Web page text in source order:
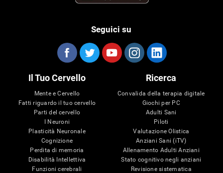
Seguici su
Il Tuo Cervello
Mente e Cervello
Fatti riguardo il tuo cervello
Parti del cervello
I Neuroni
Plasticità Neuronale
Cognizione
Perdita di memoria
Disabilità Intellettiva
Funzioni cerebrali
Ricerca
Convalida della terapia digitale
Giochi per PC
Adulti Sani
Piloti
Valutazione Olistica
Anziani Sani (iTV)
Allenamento Adulti Anziani
Stato cognitivo negli anziani
Revisione sistematica